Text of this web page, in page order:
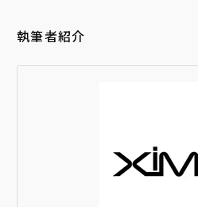
執筆者紹介